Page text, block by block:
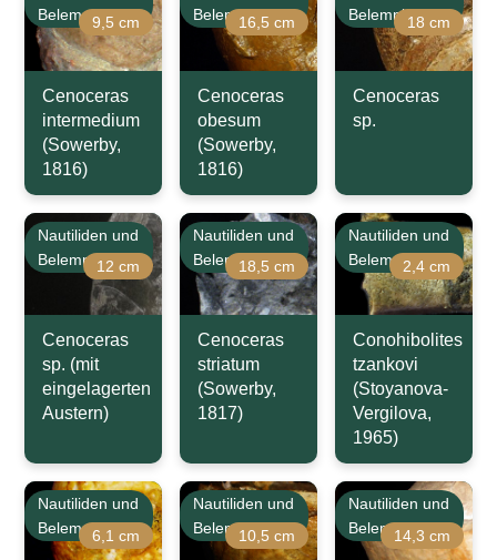
Belemniten9,5 cm
Cenoceras
intermedium
(Sowerby,
1816)
Belemniten
16,5 cm
Cenoceras
obesum
(Sowerby,
1816)
Belemniten18 cm
Cenoceras
sp.
Nautiliden und
Belemniten12 cm
Cenoceras
sp. (mit
eingelagerten
Austern)
Nautiliden und
Belemniten
18,5 cm
Cenoceras
striatum
(Sowerby,
1817)
Nautiliden und
Belemniten2,4 cm
Conohibolites
tzankovi
(Stoyanova-
Vergilova,
1965)
Nautiliden und
Belemniten6,1 cm
Nautiliden und
Belemniten
10,5 cm
Nautiliden und
Belemniten
14,3 cm